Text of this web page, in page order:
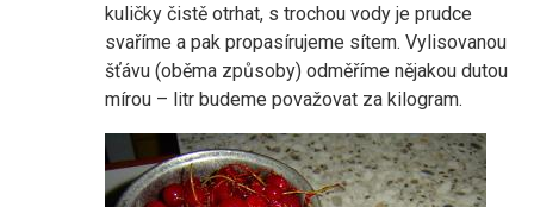
kuličky čistě otrhat, s trochou vody je prudce
svaříme a pak propasírujeme sítem. Vylisovanou
šťávu (oběma způsoby) odměříme nějakou dutou
mírou – litr budeme považovat za kilogram.